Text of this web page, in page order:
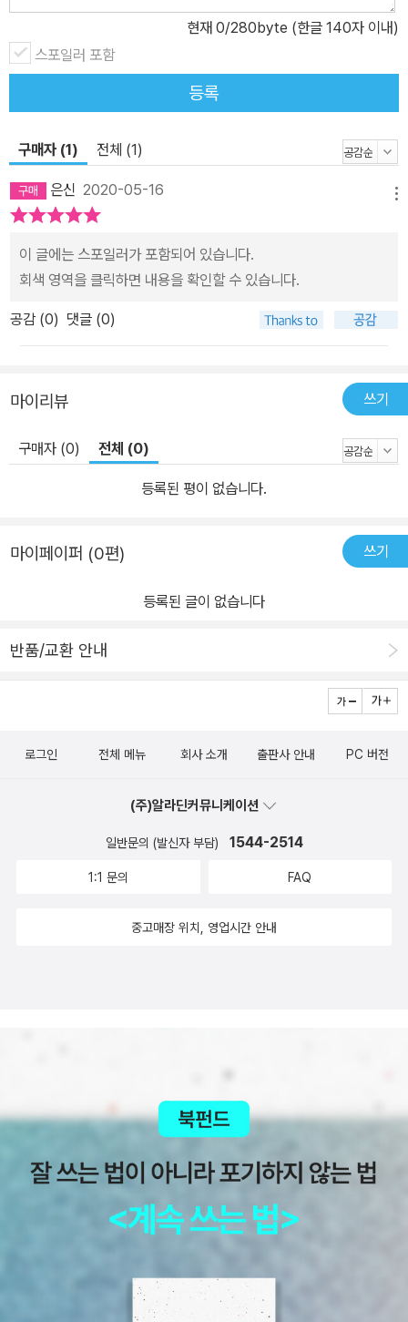
있다. 단순한 지식의 전달이 아닌 진실한 회개를 불러일으키는 이 책
을 통해 구별된 삶을 살기 소망하는 참된 그리스도인들은 큰 위안과
용기를 얻을 것이다. ‣ 추천 독자 - J. C. 라일의 『거룩』의 명성은 알
고 있으나, 선뜻 접근하지 못했던 그리스도인 - 세상과 구별된 삶을
살도록 교인들을 독려하기 원하는 교역자, 리더들 - 믿음과 삶의 다른
모습 때문에 자신에게 실망하고 낙담한 그리스도인 - 사람이 과연 거
룩에 이를 수 있는지 답을 찾는 그리스도인 리폼드 시리즈 REFORM
ED SERIES 개혁주의는 하나님 중심, 말씀 중심, 교회 중심의 신학
을 말합니다. ‘성경으로 돌아가자’던 종교개혁자들의 외침을 따라 하
사람들이 바로 개혁주의자들입니다. 존 칼빈, 존 번연, 리처드 백스터,
조나단 에드워즈, 존 오웬 등은 대표적인 개혁주의 신학자들입니다.
그들 신앙의 중심에는 성경이 있었고 성경의 바른 교리를 따라 성도
들을 가르쳤습니다. 오늘 우리는 그 어느 때보다 신앙의 근본이 절실
이 담긴 양서들을 새롭게 단장하여 한국교회를 섬기고자 합니다.
현재 0/280byte (한글 140자 이내)
스포일러 포함
등록
구매자 (1) 전체 (1)
은신 2020-05-16
이 글에는 스포일러가 포함되어 있습니다.
회색 영역을 클릭하면 내용을 확인할 수 있습니다.
공감 (0) 댓글 (0)
마이리뷰 쓰기
구매자 (0) 전체 (0)
등록된 평이 없습니다.
마이페이퍼 (0편) 쓰기
등록된 글이 없습니다
반품/교환 안내
로그인 전체 메뉴 회사 소개 출판사 안내 PC 버전
(주)알라딘커뮤니케이션
일반문의 (발신자 부담) 1544-2514
1:1 문의 FAQ
중고매장 위치, 영업시간 안내